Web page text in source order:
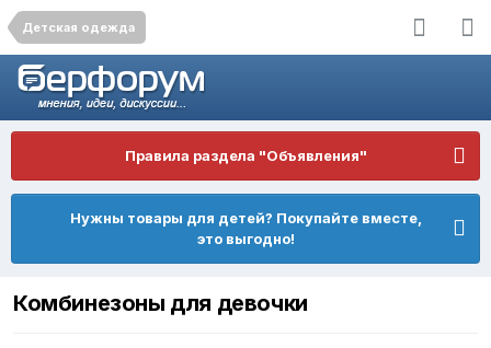
Детская одежда
Правила раздела "Объявления"
Нужны товары для детей? Покупайте вместе,
это выгодно!
Комбинезоны для девочки